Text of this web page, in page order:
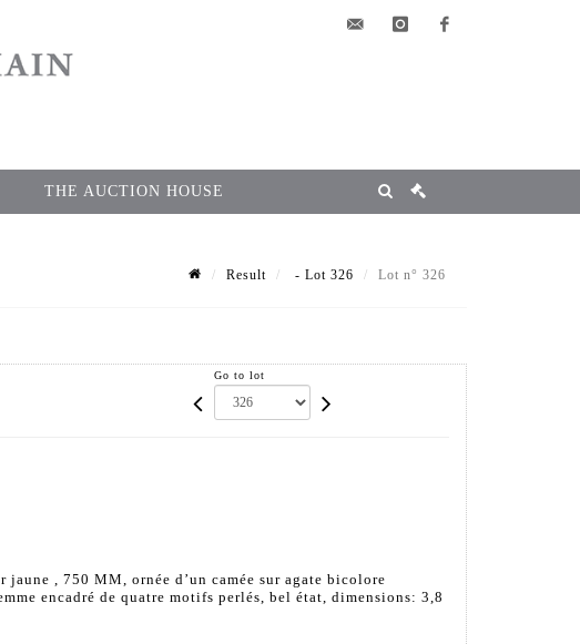
THE AUCTION HOUSE
Result - Lot 326 Lot n° 326
Go to lot
jaune , 750 MM, ornée d’un camée sur agate bicolore
encadré de quatre motifs perlés, bel état, dimensions: 3,8